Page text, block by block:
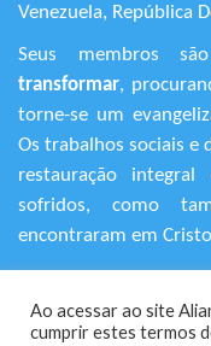
Venezuela, República
Seus membros
transformar,
torne-se um
Os trabalhos sociais e
restauração
sofridos, como
encontraram em
Rua Avanhandava,
Ao acessar ao site
cumprir estes termos